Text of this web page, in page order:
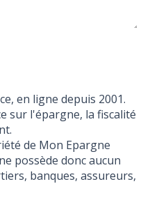
en ligne depuis 2001.
sur l'épargne, la fiscalité
de Mon Epargne
possède donc aucun
banques, assureurs,